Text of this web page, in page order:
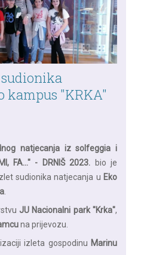
kampus "KRKA"
natjecanja iz solfeggia i
FA..." - DRNIŠ 2023. bio je
sudionika natjecanja u Eko
.
JU Nacionalni park "Krka",
na prijevozu.
izleta gospodinu Marinu